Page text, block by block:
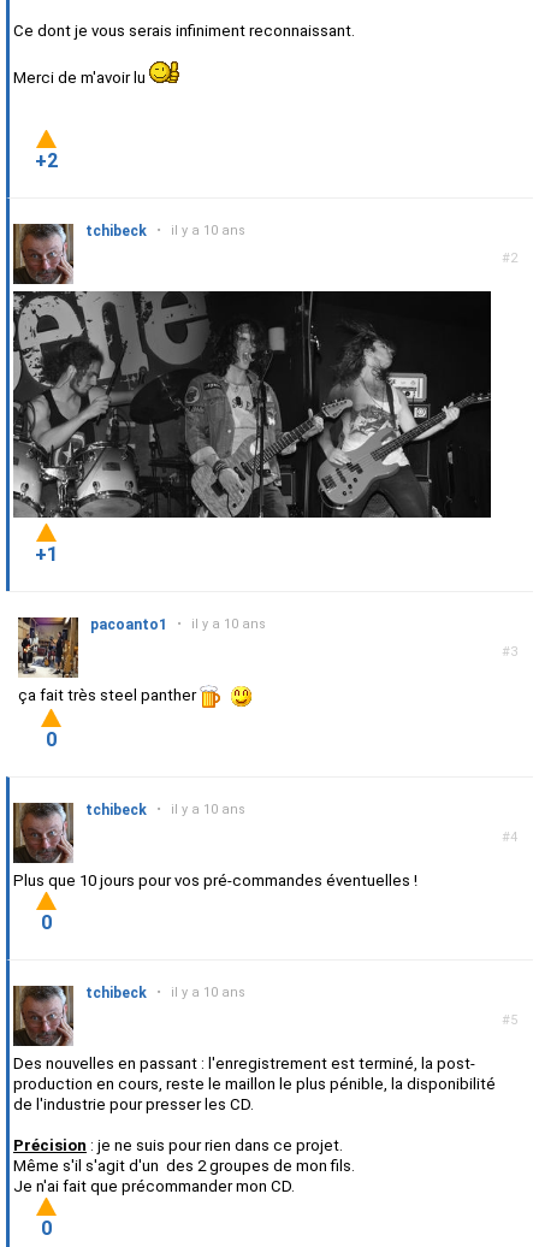
Ce dont je vous serais infiniment reconnaissant.
Merci de m'avoir lu
+2
#2
tchibeck • il y a 10 ans
+1
#3
pacoanto1 • il y a 10 ans
ça fait très steel panther
0
#4
tchibeck • il y a 10 ans
Plus que 10 jours pour vos pré-commandes éventuelles !
0
#5
tchibeck • il y a 10 ans
Des nouvelles en passant : l'enregistrement est terminé, la post-
production en cours, reste le maillon le plus pénible, la disponibilité
de l'industrie pour presser les CD.
Précision : je ne suis pour rien dans ce projet.
Même s'il s'agit d'un des 2 groupes de mon fils.
Je n'ai fait que précommander mon CD.
0